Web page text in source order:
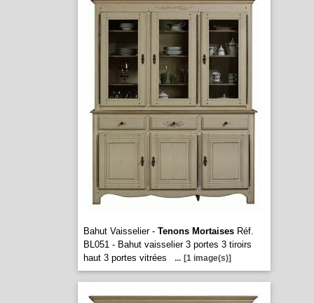
Bahut Vaisselier - Tenons MortaisesRéf.
BL051 - Bahut vaisselier 3 portes 3 tiroirs
haut 3 portes vitrées
... [1 image(s)]